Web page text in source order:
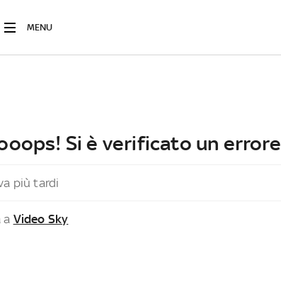
MENU
Si è verificato un errore
più tardi
a Video Sky